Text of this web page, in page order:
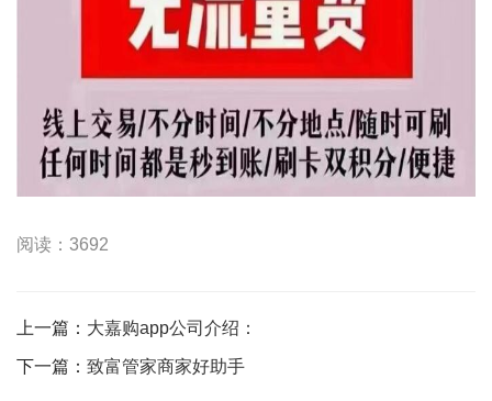
阅读：3692
上一篇： 大嘉购app公司介绍：
下一篇： 致富管家商家好助手